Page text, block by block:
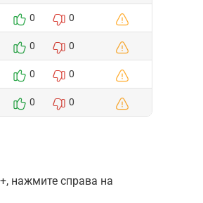
0 0
0 0
0 0
0 0
нажмите справа на